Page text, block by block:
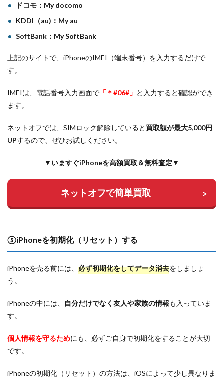
ドコモ：My docomo
KDDI（au)：My au
SoftBank：My SoftBank
上記のサイトで、iPhoneのIMEI（端末番号）を入力するだけで
す。
IMEIは、電話番号入力画面で 「＊#06#」 と入力すると確認ができ
ます。
ネットオフでは、SIMロック解除していると 買取額が最大5,000円
UPするので、ぜひお試しください。
▼いますぐiPhoneを高額買取＆無料査定▼
ネットオフで簡単買取
⑤iPhoneを初期化（リセット）する
iPhoneを売る前には、 必ず初期化をしてデータ消去をしましょ
う。
iPhoneの中には、 自分だけでなく友人や家族の情報も入っていま
す。
個人情報を守るためにも、必ずご自身で初期化をすることが大切
です。
iPhoneの初期化（リセット）の方法は、iOSによって少し異なりま